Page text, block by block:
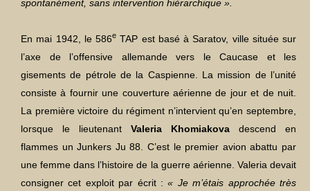
spontanément, sans intervention hiérarchique ».
En mai 1942, le 586e TAP est basé à Saratov, ville située sur
l’axe de l’offensive allemande vers le Caucase et les
gisements de pétrole de la Caspienne. La mission de l’unité
consiste à fournir une couverture aérienne de jour et de nuit.
La première victoire du régiment n’intervient qu’en septembre,
lorsque le lieutenant Valeria Khomiakova descend en
flammes un Junkers Ju 88. C’est le premier avion abattu par
une femme dans l’histoire de la guerre aérienne. Valeria devait
consigner cet exploit par écrit :« Je m’étais approchée très